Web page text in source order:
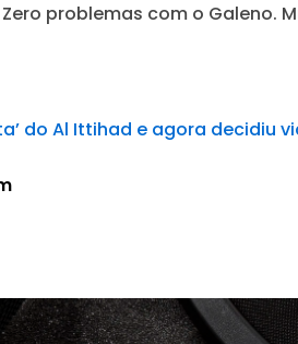
problemas com o Galeno.
do Al Ittihad e agora decidiu